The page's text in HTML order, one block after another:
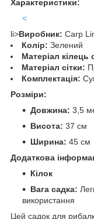
Характеристики:
<
li>Виробник: Carp
Колір: Зелений
Матеріал кілець
Матеріал сітки:
Комплектація:
Розміри:
Довжина: 3,5
Висота: 37 см
Ширина: 45 см
Додаткова
Кілок
Вага садка:
використання
Цей садок для